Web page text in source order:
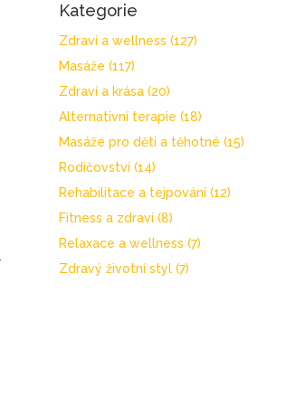
Kategorie
Zdraví a wellness (127)
Masáže (117)
Zdraví a krása (20)
Alternativní terapie (18)
Masáže pro děti a těhotné (15)
Rodičovství (14)
Rehabilitace a tejpování (12)
Fitness a zdraví (8)
Relaxace a wellness (7)
Zdravý životní styl (7)